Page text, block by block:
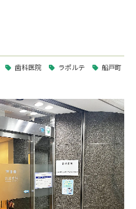
歯科医院 ラポルテ 船戸町